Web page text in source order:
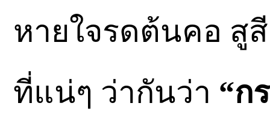
หายใจรดต้นคอ สู
ที่แน่ๆ ว่ากันว่า “ก